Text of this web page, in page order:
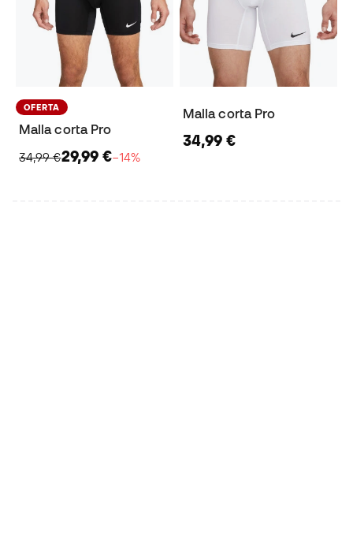
OFERTA
Malla corta Pro
34,99 €29,99 €−14%
Malla corta Pro
34,99 €